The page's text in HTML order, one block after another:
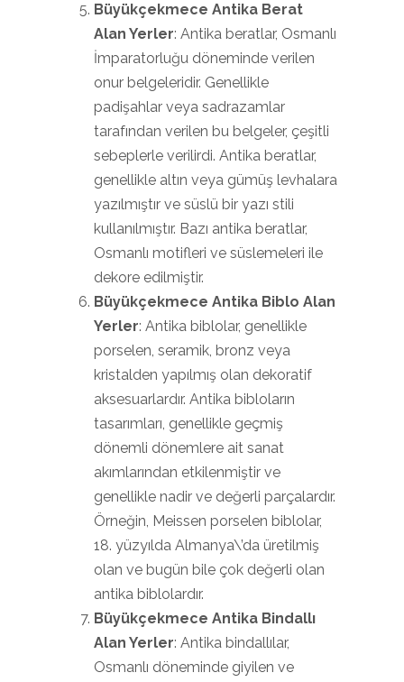
Büyükçekmece Antika Berat
Alan Yerler: Antika beratlar, Osmanlı
İmparatorluğu döneminde verilen
onur belgeleridir. Genellikle
padişahlar veya sadrazamlar
tarafından verilen bu belgeler, çeşitli
sebeplerle verilirdi. Antika beratlar,
genellikle altın veya gümüş levhalara
yazılmıştır ve süslü bir yazı stili
kullanılmıştır. Bazı antika beratlar,
Osmanlı motifleri ve süslemeleri ile
dekore edilmiştir.
Büyükçekmece Antika Biblo Alan
Yerler: Antika biblolar, genellikle
porselen, seramik, bronz veya
kristalden yapılmış olan dekoratif
aksesuarlardır. Antika bibloların
tasarımları, genellikle geçmiş
dönemli dönemlere ait sanat
akımlarından etkilenmiştir ve
genellikle nadir ve değerli parçalardır.
Örneğin, Meissen porselen biblolar,
18. yüzyılda Almanya\’da üretilmiş
olan ve bugün bile çok değerli olan
antika biblolardır.
Büyükçekmece Antika Bindallı
Alan Yerler: Antika bindallılar,
Osmanlı döneminde giyilen ve